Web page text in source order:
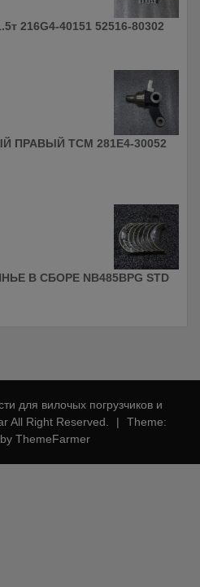
216G4-40151 52516-80302
ПРАВЫЙ ТСМ 281E4-30052
В СБОРЕ NB485BPG STD
для вилочых погрузчиков и
All Right Reserved.
|
Theme:
by ThemeFarmer